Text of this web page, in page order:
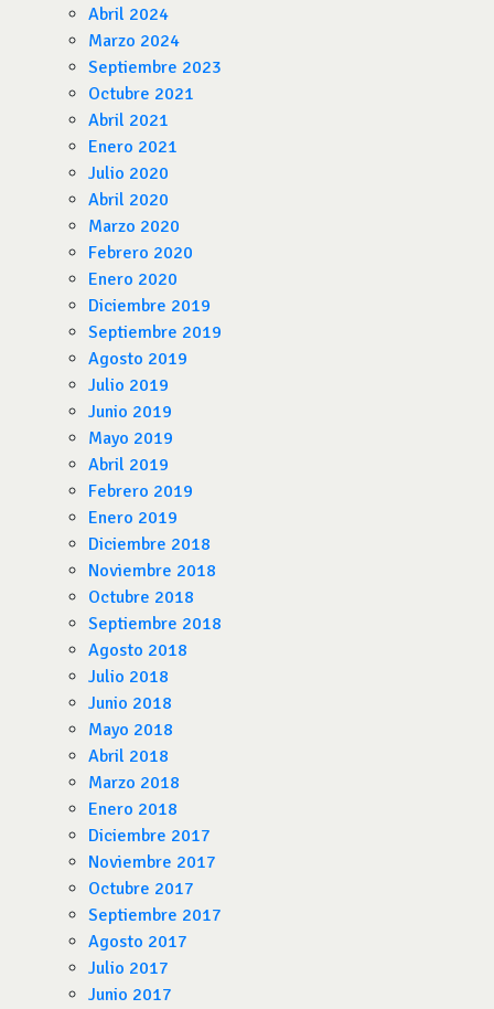
Abril 2024
Marzo 2024
Septiembre 2023
Octubre 2021
Abril 2021
Enero 2021
Julio 2020
Abril 2020
Marzo 2020
Febrero 2020
Enero 2020
Diciembre 2019
Septiembre 2019
Agosto 2019
Julio 2019
Junio 2019
Mayo 2019
Abril 2019
Febrero 2019
Enero 2019
Diciembre 2018
Noviembre 2018
Octubre 2018
Septiembre 2018
Agosto 2018
Julio 2018
Junio 2018
Mayo 2018
Abril 2018
Marzo 2018
Enero 2018
Diciembre 2017
Noviembre 2017
Octubre 2017
Septiembre 2017
Agosto 2017
Julio 2017
Junio 2017